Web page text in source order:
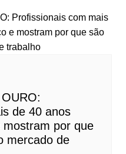
de 40 anos
por que
mercado de